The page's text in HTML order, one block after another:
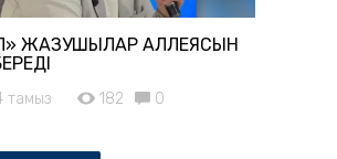
ЖАЗУШЫЛАР АЛЛЕЯСЫН
тамыз 182 0